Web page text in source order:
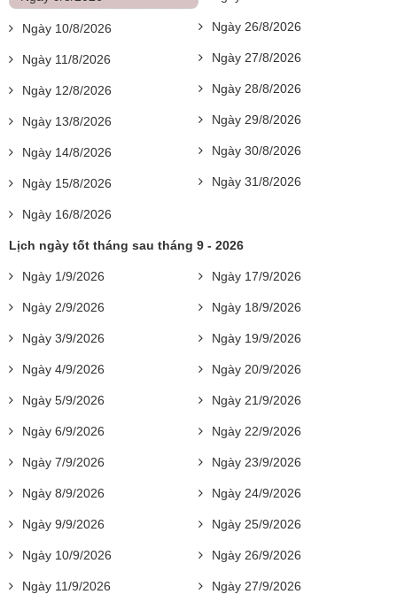
Ngày 10/8/2026
Ngày 11/8/2026
Ngày 12/8/2026
Ngày 13/8/2026
Ngày 14/8/2026
Ngày 15/8/2026
Ngày 16/8/2026
Ngày 26/8/2026
Ngày 27/8/2026
Ngày 28/8/2026
Ngày 29/8/2026
Ngày 30/8/2026
Ngày 31/8/2026
Lịch ngày tốt tháng sau tháng 9 - 2026
Ngày 1/9/2026
Ngày 2/9/2026
Ngày 3/9/2026
Ngày 4/9/2026
Ngày 5/9/2026
Ngày 6/9/2026
Ngày 7/9/2026
Ngày 8/9/2026
Ngày 9/9/2026
Ngày 10/9/2026
Ngày 11/9/2026
Ngày 17/9/2026
Ngày 18/9/2026
Ngày 19/9/2026
Ngày 20/9/2026
Ngày 21/9/2026
Ngày 22/9/2026
Ngày 23/9/2026
Ngày 24/9/2026
Ngày 25/9/2026
Ngày 26/9/2026
Ngày 27/9/2026